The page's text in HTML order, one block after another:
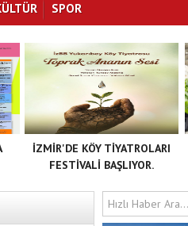
SPOR
İZMİR'DE KÖY TİYATROLARI
FESTİVALİ BAŞLIYOR.